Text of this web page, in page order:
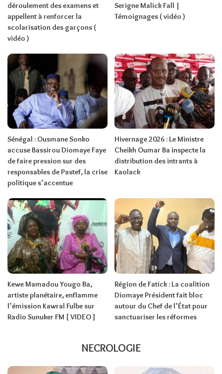
déroulement des examens et
appellent à renforcer la
scolarisation des garçons (
vidéo )
Serigne Malick Fall |
Témoignages ( vidéo )
Sénégal : Ousmane Sonko
accuse Bassirou Diomaye Faye
de faire pression sur des
responsables de Pastef, la crise
politique s’accentue
Hivernage 2026 : Le Ministre
Cheikh Oumar Ba inspecte la
distribution des intrants à
Kaolack
Kewe Mamadou Yougo Ba,
artiste planétaire, enflamme
l’émission Kawral Fulbe sur
Radio Sunuker FM [ VIDEO ]
Région de Fatick : La coalition
Diomaye Président fait bloc
autour du Chef de l’État pour
sanctuariser les réformes
NECROLOGIE